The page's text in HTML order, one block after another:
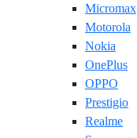
Micromax
Motorola
Nokia
OnePlus
OPPO
Prestigio
Realme